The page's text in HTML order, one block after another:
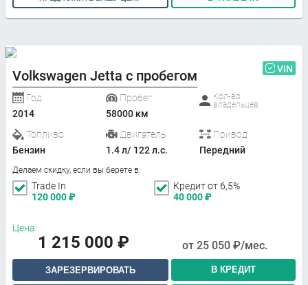
Volkswagen Jetta с пробегом VIN
Год
2014
Пробег
58000 км
Кол-во
владельцев
Топливо
Бензин
Двигатель
1.4 л/ 122 л.с.
Привод
Передний
Делаем скидку, если вы берете в:
Trade In
120 000₽
Кредит от 6,5%
40 000₽
Цена:
1 215 000 ₽ от 25 050 ₽/мес.
ЗАРЕЗЕРВИРОВАТЬ В КРЕДИТ